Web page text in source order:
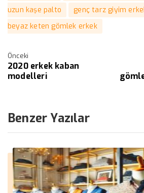
uzun kaşe palto
genç tarz giyim
beyaz keten gömlek erkek
Önceki
2020 erkek kaban
modelleri
Benzer Yazılar